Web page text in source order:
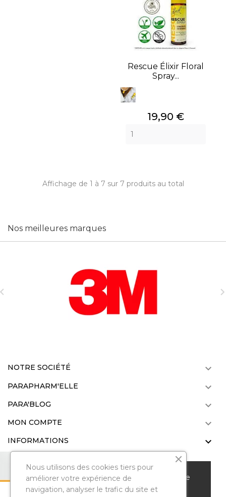
Nous vous remercions de votre visite sur notre
parapharmacie en ligne. Pour améliorer votre
Rescue Élixir Floral
Spray...
Prix
19,90 €
Affichage de 1 à 7 sur 7 produits au total
Nos meilleures marques
NOTRE SOCIÉTÉ 
PARAPHARM'ELLE 
PARA'BLOG 
MON COMPTE 
INFORMATIONS 
Nous utilisons des cookies tiers pour
améliorer votre expérience de
navigation, analyser le trafic du site et